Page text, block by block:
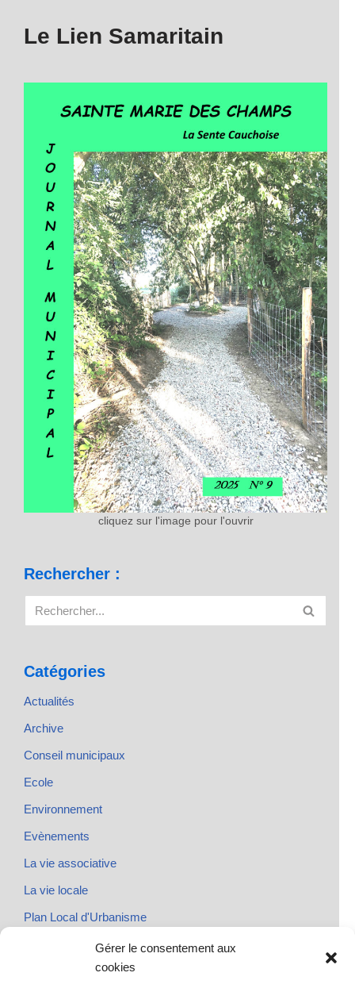
Gérer le consentement aux
cookies
Le Lien Samaritain
cliquez sur l'image pour l'ouvrir
Rechercher :
Catégories
Actualités
Archive
Conseil municipaux
Ecole
Environnement
Evènements
La vie associative
La vie locale
Plan Local d'Urbanisme